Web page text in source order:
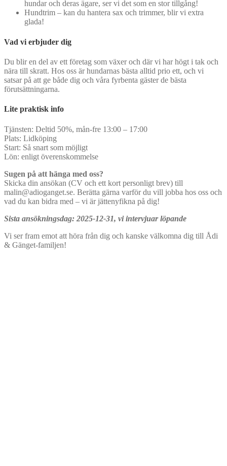
hundar och deras ägare, ser vi det som en stor tillgång!
Hundtrim – kan du hantera sax och trimmer, blir vi extra
glada!
Vad vi erbjuder dig
Du blir en del av ett företag som växer och där vi har högt i tak och
nära till skratt. Hos oss är hundarnas bästa alltid prio ett, och vi
satsar på att ge både dig och våra fyrbenta gäster de bästa
förutsättningarna.
Lite praktisk info
Tjänsten: Deltid 50%, mån-fre 13:00 – 17:00
Plats: Lidköping
Start: Så snart som möjligt
Lön: enligt överenskommelse
Sugen på att hänga med oss?
Skicka din ansökan (CV och ett kort personligt brev) till
malin@adioganget.se. Berätta gärna varför du vill jobba hos oss och
vad du kan bidra med – vi är jättenyfikna på dig!
Sista ansökningsdag: 2025-12-31, vi intervjuar löpande
Vi ser fram emot att höra från dig och kanske välkomna dig till Ådi
& Gänget-familjen!